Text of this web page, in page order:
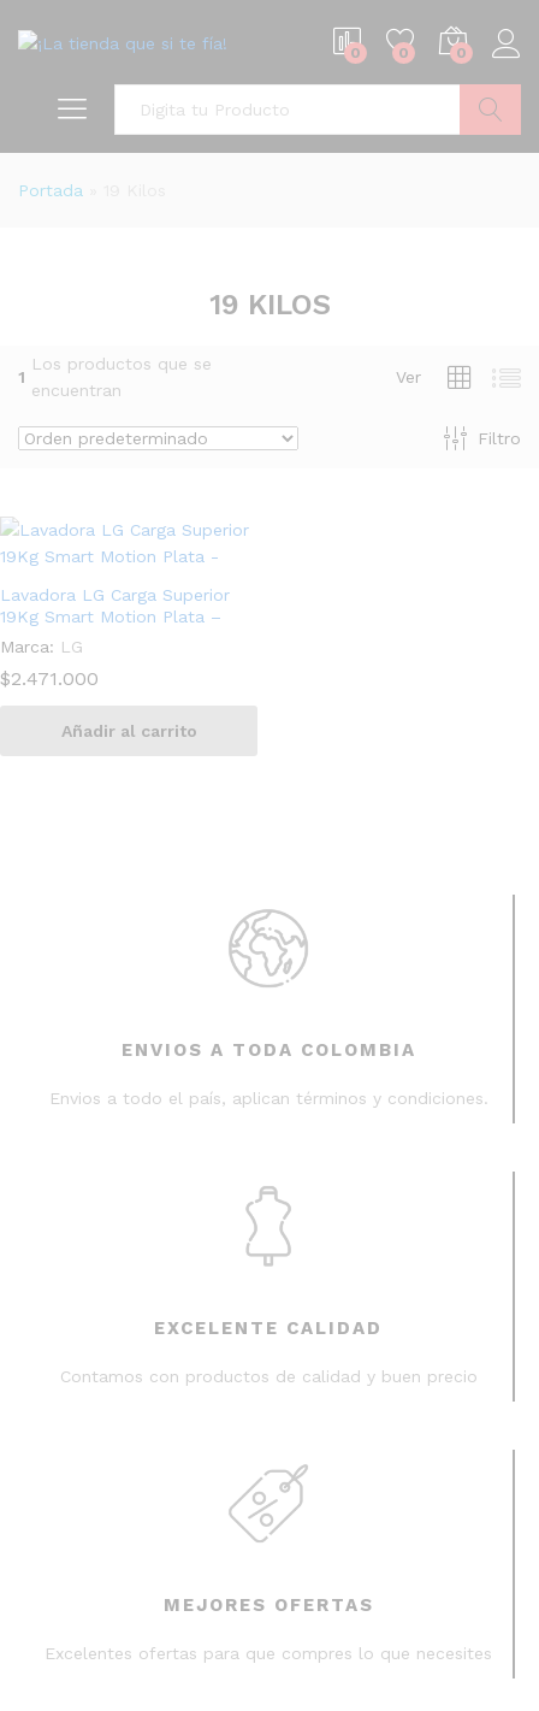
0 0 0
Portada
19 KILOS
1
Los productos que se
encuentran
Ver
Filtro
Lavadora LG Carga Superior
19Kg Smart Motion Plata –
Marca: LG
$2.471.000
Añadir al carrito
ENVIOS A TODA COLOMBIA
Envios a todo el país, aplican términos y condiciones.
EXCELENTE CALIDAD
Contamos con productos de calidad y buen precio
MEJORES OFERTAS
Excelentes ofertas para que compres lo que necesites